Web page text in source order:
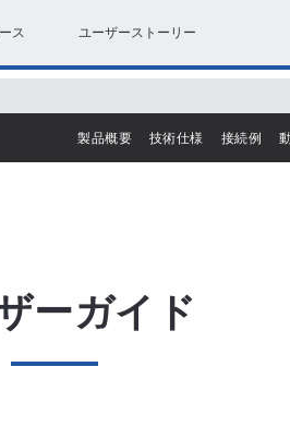
ス ユーザーストーリー
製品概要 技術仕様 接続例
ーガイド